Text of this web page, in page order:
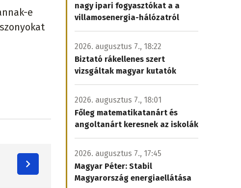
e
nagy ipari fogyasztókat a a
villamosenergia-hálózatról
2026. augusztus 7., 18:22
Biztató rákellenes szert
vizsgáltak magyar kutatók
2026. augusztus 7., 18:01
Főleg matematikatanárt és
angoltanárt keresnek az iskolák
2026. augusztus 7., 17:45
Magyar Péter: Stabil
Magyarország energiaellátása